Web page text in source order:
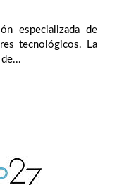
especializada de
tecnológicos. La